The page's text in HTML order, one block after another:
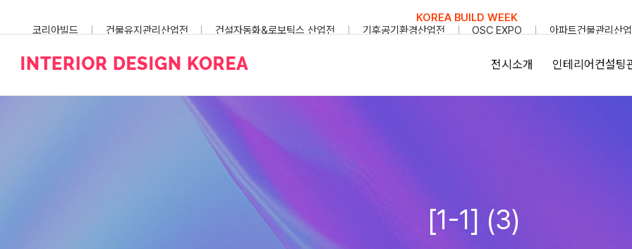
KOREA BUILD WEEK
코리아빌드
건물유지관리산업전 건설자동화&로보틱스 산업전 기후공기환경산업전 OSC EXPO 아파트건물관리산
전시소개 인테리어컨설팅
[1-1] (3)